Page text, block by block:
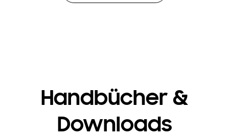
Handbücher &
Downloads